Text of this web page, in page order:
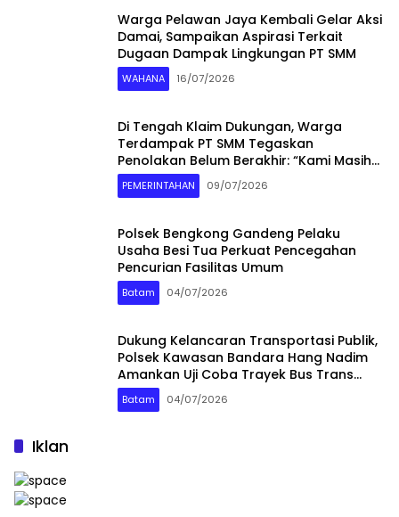
Warga Pelawan Jaya Kembali Gelar Aksi
Damai, Sampaikan Aspirasi Terkait
Dugaan Dampak Lingkungan PT SMM
WAHANA 16/07/2026
Di Tengah Klaim Dukungan, Warga
Terdampak PT SMM Tegaskan
Penolakan Belum Berakhir: “Kami Masih
Merasakan Dampaknya”
PEMERINTAHAN 09/07/2026
Polsek Bengkong Gandeng Pelaku
Usaha Besi Tua Perkuat Pencegahan
Pencurian Fasilitas Umum
Batam 04/07/2026
Dukung Kelancaran Transportasi Publik,
Polsek Kawasan Bandara Hang Nadim
Amankan Uji Coba Trayek Bus Trans
Batam
Batam 04/07/2026
Iklan